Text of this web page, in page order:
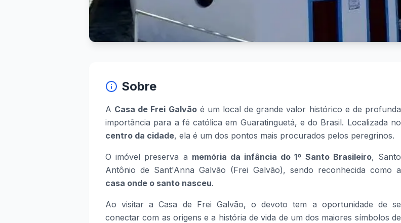
Sobre
A Casa de Frei Galvãoé um local de grande valor histórico e de profunda
importância para a fé católica em Guaratinguetá, e do Brasil. Localizada no
centro da cidade, ela é um dos pontos mais procurados pelos peregrinos.
O imóvel preserva a memória da infância do 1º Santo Brasileiro, Santo
Antônio de Sant'Anna Galvão (Frei Galvão), sendo reconhecida como a
casa onde o santo nasceu.
Ao visitar a Casa de Frei Galvão, o devoto tem a oportunidade de se
conectar com as origens e a história de vida de um dos maiores símbolos de